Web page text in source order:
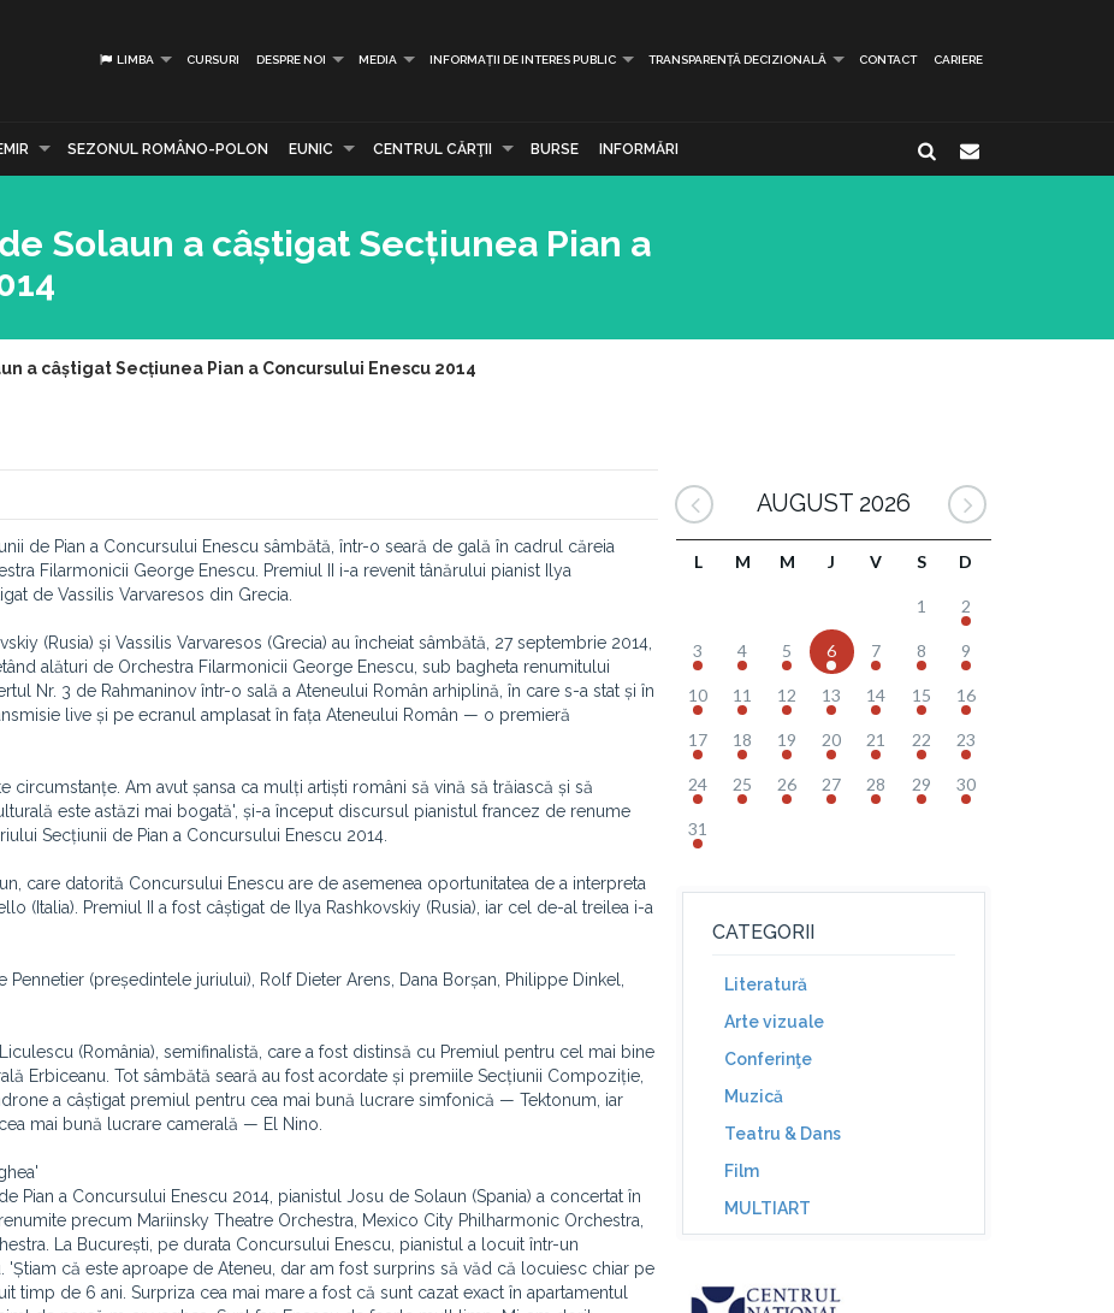
LIMBA CURSURI DESPRE NOI MEDIA INFORMAȚII DE INTERES PUBLIC TRANSPARENȚĂ DECIZIONALĂ CONTACT CARIERE
SEZONUL ROMÂNO-POLON EUNIC CENTRUL CĂRŢII BURSE INFORMĂRI
Solaun a câștigat Secțiunea Pian a
a câștigat Secțiunea Pian a Concursului Enescu 2014
de Pian a Concursului Enescu sâmbătă, într-o seară de gală în cadrul căreia
Filarmonicii George Enescu. Premiul II i-a revenit tânărului pianist Ilya
de Vassilis Varvaresos din Grecia.
(Rusia) și Vassilis Varvaresos (Grecia) au încheiat sâmbătă, 27 septembrie 2014,
alături de Orchestra Filarmonicii George Enescu, sub bagheta renumitului
Nr. 3 de Rahmaninov într-o sală a Ateneului Român arhiplină, în care s-a stat și în
live și pe ecranul amplasat în fața Ateneului Român — o premieră
circumstanțe. Am avut șansa ca mulți artiști români să vină să trăiască și să
este astăzi mai bogată', și-a început discursul pianistul francez de renume
Secțiunii de Pian a Concursului Enescu 2014.
care datorită Concursului Enescu are de asemenea oportunitatea de a interpreta
(Italia). Premiul II a fost câștigat de Ilya Rashkovskiy (Rusia), iar cel de-al treilea i-a
(președintele juriului), Rolf Dieter Arens, Dana Borșan, Philippe Dinkel,
(România), semifinalistă, care a fost distinsă cu Premiul pentru cel mai bine
Erbiceanu. Tot sâmbătă seară au fost acordate și premiile Secțiunii Compoziție,
a câștigat premiul pentru cea mai bună lucrare simfonică — Tektonum, iar
mai bună lucrare camerală — El Nino.
Pian a Concursului Enescu 2014, pianistul Josu de Solaun (Spania) a concertat în
precum Mariinsky Theatre Orchestra, Mexico City Philharmonic Orchestra,
La București, pe durata Concursului Enescu, pianistul a locuit într-un
'Știam că este aproape de Ateneu, dar am fost surprins să văd că locuiesc chiar pe
timp de 6 ani. Surpriza cea mai mare a fost că sunt cazat exact în apartamentul
AUGUST 2026
L M M J V S D
1 2
3 4 5 6 7 8 9
10 11 12 13 14 15 16
17 18 19 20 21 22 23
24 25 26 27 28 29 30
31
CATEGORII
Literatură
Arte vizuale
Conferinţe
Muzică
Teatru & Dans
Film
MULTIART